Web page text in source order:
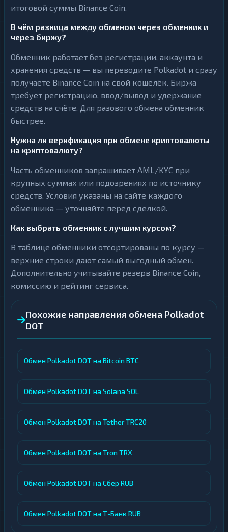
итоговой суммы Binance Coin.
В чём разница между обменом через обменник и
через биржу?
Обменник работает без регистрации, аккаунта и
хранения средств — вы переводите Polkadot и сразу
получаете Binance Coin на свой кошелёк. Биржа
требует регистрацию, ввод/вывод и удержание
средств на счёте. Для разового обмена обменник
быстрее.
Нужна ли верификация при обмене криптовалюты
на криптовалюту?
Часть обменников запрашивает AML/KYC при
крупных суммах или подозрениях по источнику
средств. Условия указаны на сайте каждого
обменника — уточняйте перед сделкой.
Как выбрать обменник с лучшим курсом?
В таблице обменники отсортированы по курсу —
верхние строки дают самый выгодный обмен.
Дополнительно учитывайте резерв Binance Coin,
комиссию и рейтинг сервиса.
Похожие направления обмена Polkadot
DOT
Обмен Polkadot DOT на Bitcoin BTC
Обмен Polkadot DOT на Solana SOL
Обмен Polkadot DOT на Tether TRC20
Обмен Polkadot DOT на Tron TRX
Обмен Polkadot DOT на Сбер RUB
Обмен Polkadot DOT на Т-Банк RUB